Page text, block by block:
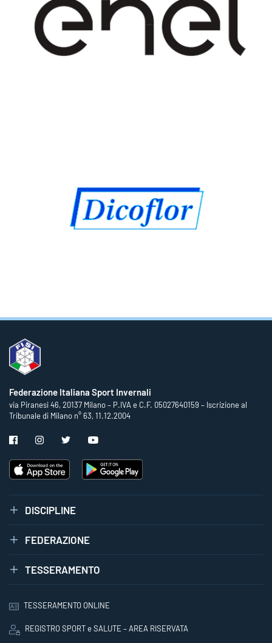
Federazione Italiana Sport Invernali
via Piranesi 46, 20137 Milano – P.IVA e C.F. 05027640159 – Iscrizione al
Tribunale di Milano n° 63, 11.12.2004
DISCIPLINE
FEDERAZIONE
TESSERAMENTO
TESSERAMENTO ONLINE
REGISTRO SPORT e SALUTE – AREA RISERVATA